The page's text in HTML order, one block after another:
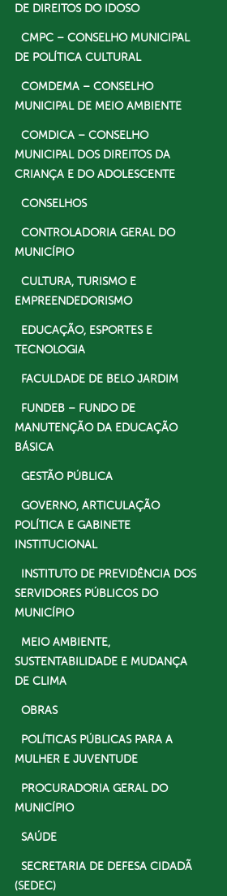
DE DIREITOS DO IDOSO
CMPC – CONSELHO MUNICIPAL
DE POLÍTICA CULTURAL
COMDEMA – CONSELHO
MUNICIPAL DE MEIO AMBIENTE
COMDICA – CONSELHO
MUNICIPAL DOS DIREITOS DA
CRIANÇA E DO ADOLESCENTE
CONSELHOS
CONTROLADORIA GERAL DO
MUNICÍPIO
CULTURA, TURISMO E
EMPREENDEDORISMO
EDUCAÇÃO, ESPORTES E
TECNOLOGIA
FACULDADE DE BELO JARDIM
FUNDEB – FUNDO DE
MANUTENÇÃO DA EDUCAÇÃO
BÁSICA
GESTÃO PÚBLICA
GOVERNO, ARTICULAÇÃO
POLÍTICA E GABINETE
INSTITUCIONAL
INSTITUTO DE PREVIDÊNCIA DOS
SERVIDORES PÚBLICOS DO
MUNICÍPIO
MEIO AMBIENTE,
SUSTENTABILIDADE E MUDANÇA
DE CLIMA
OBRAS
POLÍTICAS PÚBLICAS PARA A
MULHER E JUVENTUDE
PROCURADORIA GERAL DO
MUNICÍPIO
SAÚDE
SECRETARIA DE DEFESA CIDADÃ
(SEDEC)